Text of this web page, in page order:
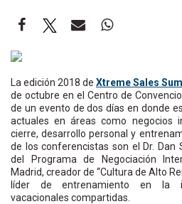
La edición 2018 de Xtreme Sales
de octubre en el Centro de
de un evento de dos días en donde
actuales en áreas como negocios
cierre, desarrollo personal y
de los conferencistas son el Dr. Dan
del Programa de Negociación
Madrid, creador de “Cultura de Alto
líder de entrenamiento en la
vacacionales compartidas.